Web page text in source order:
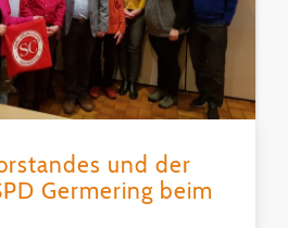
und der
Germering beim